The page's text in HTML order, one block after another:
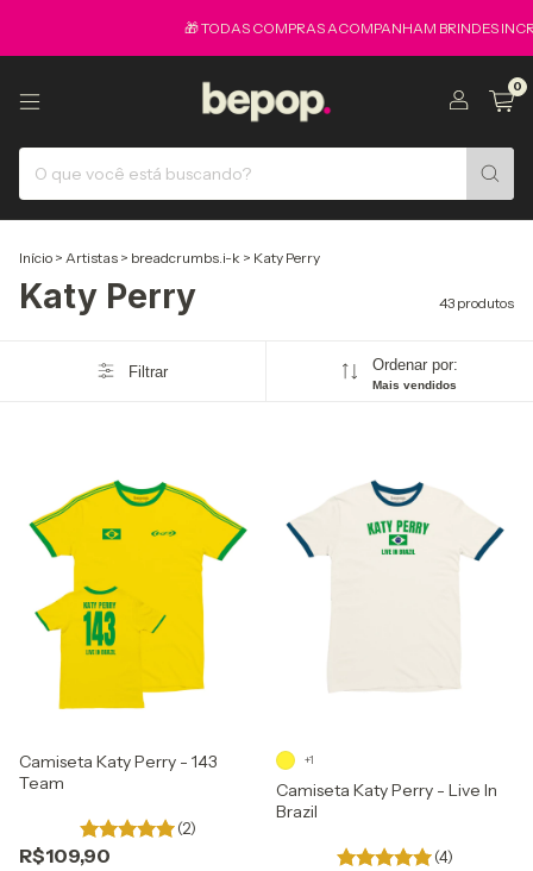
🎁 TODAS COMPRAS ACOMPANHAM BRINDES
0
Início > Artistas > breadcrumbs.i-k > Katy Perry
Katy Perry 43 produtos
Filtrar Ordenar por:
Mais vendidos
Camiseta Katy Perry - 143
Team
(2)
R$109,90
Camiseta Katy Perry - Live In
Brazil
(4)
+1